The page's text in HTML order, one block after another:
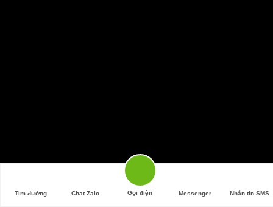
Tìm đường Chat Zalo Gọi điện Messenger Nhắn tin SMS